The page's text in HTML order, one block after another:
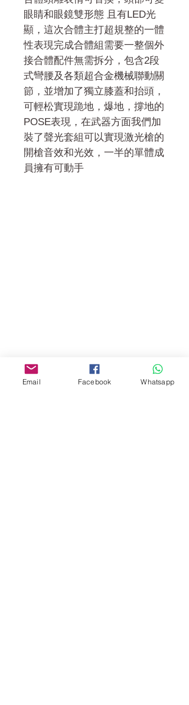
眼睛和眼鏡雙形態 且有LED光
顯，這次合體主打超規整的一體
性表現完成合體組需要一整個外
接合體配件無需拆分，包含2段
式彎腰及各類超合金機械聯動關
節，並增加了獨立膝蓋和抬頭，
可輕松實現跪地，爆地，撐地的
POSE表現，在武器方面我們加
裝了聲光套組可以實現激光槍的
開槍音效和光效，一半的單體成
員擁有可動手
Yau Ma Tei, Hong Kong.
Email Facebook Whatsapp